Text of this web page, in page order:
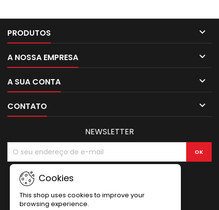
PRODUTOS 
A NOSSA EMPRESA 
A SUA CONTA 
CONTATO 
Cookies
This shop uses cookies to improve your
browsing experience.
NEWSLETTER